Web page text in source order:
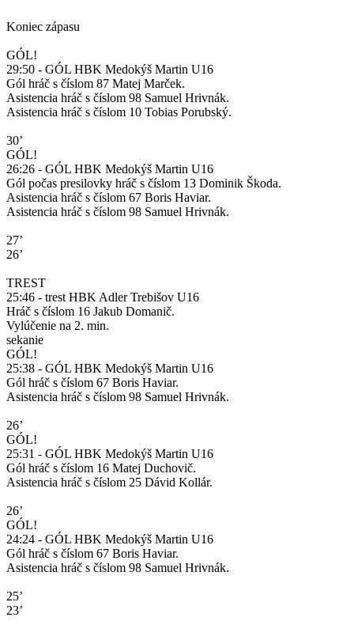
Koniec zápasu
GÓL!
29:50 - GÓL HBK Medokýš Martin U16
Gól hráč s číslom 87 Matej Marček.
Asistencia hráč s číslom 98 Samuel Hrivnák.
Asistencia hráč s číslom 10 Tobias Porubský.
30’
GÓL!
26:26 - GÓL HBK Medokýš Martin U16
Gól počas presilovky hráč s číslom 13 Dominik Škoda.
Asistencia hráč s číslom 67 Boris Haviar.
Asistencia hráč s číslom 98 Samuel Hrivnák.
27’
26’
TREST
25:46 - trest HBK Adler Trebišov U16
Hráč s číslom 16 Jakub Domanič.
Vylúčenie na 2. min.
sekanie
GÓL!
25:38 - GÓL HBK Medokýš Martin U16
Gól hráč s číslom 67 Boris Haviar.
Asistencia hráč s číslom 98 Samuel Hrivnák.
26’
GÓL!
25:31 - GÓL HBK Medokýš Martin U16
Gól hráč s číslom 16 Matej Duchovič.
Asistencia hráč s číslom 25 Dávid Kollár.
26’
GÓL!
24:24 - GÓL HBK Medokýš Martin U16
Gól hráč s číslom 67 Boris Haviar.
Asistencia hráč s číslom 98 Samuel Hrivnák.
25’
23’